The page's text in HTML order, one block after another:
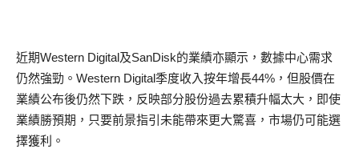
近期Western Digital及SanDisk的業績亦顯示，數據中心需求
仍然強勁。Western Digital季度收入按年增長44%，但股價在
業績公布後仍然下跌，反映部分股份過去累積升幅太大，即使
業績勝預期，只要前景指引未能帶來更大驚喜，市場仍可能選
擇獲利。